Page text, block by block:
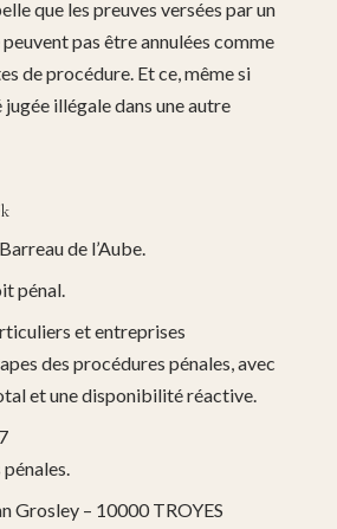
que les preuves versées par un
peuvent pas être annulées comme
de procédure. Et ce, même si
illégale dans une autre
de l’Aube.
pénal.
et entreprises
des procédures pénales, avec
et une disponibilité réactive.
Grosley – 10000 TROYES